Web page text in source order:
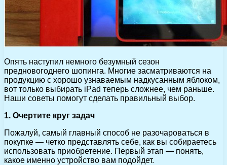
Опять наступил немного безумный сезон
предновогоднего шопинга. Многие засматриваются на
продукцию с хорошо узнаваемым надкусанным яблоком,
вот только выбирать iPad теперь сложнее, чем раньше.
Наши советы помогут сделать правильный выбор.
1. Очертите круг задач
Пожалуй, самый главный способ не разочароваться в
покупке — четко представлять себе, как вы собираетесь
использовать приобретение. Первый этап — понять,
какое именно устройство вам подойдет.